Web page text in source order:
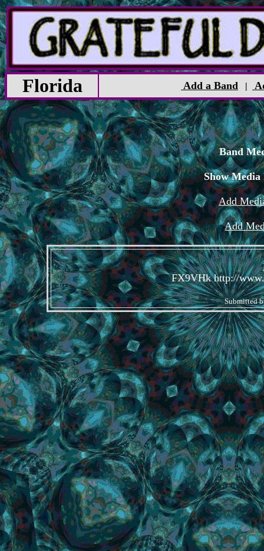
Florida Add a Band |
Band
Show
Add
Add
FX9VHk http://
Submitted